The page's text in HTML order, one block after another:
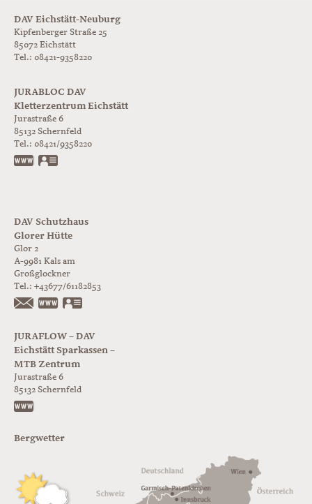
DAV Eichstätt-Neuburg
Kipfenberger Straße 25
85072 Eichstätt
Tel.: 08421-9358220
JURABLOC DAV
Kletterzentrum Eichstätt
Jurastraße 6
85132 Schernfeld
Tel.: 08421/9358220
www.jurabloc.de
DAV Schutzhaus
Glorer Hütte
Glor 2
A-9981 Kals am
Großglockner
Tel.: +43677/61182853
https://www.glorer-huette.at/
JURAFLOW – DAV
Eichstätt Sparkassen –
MTB Zentrum
Jurastraße 6
85132 Schernfeld
Bergwetter